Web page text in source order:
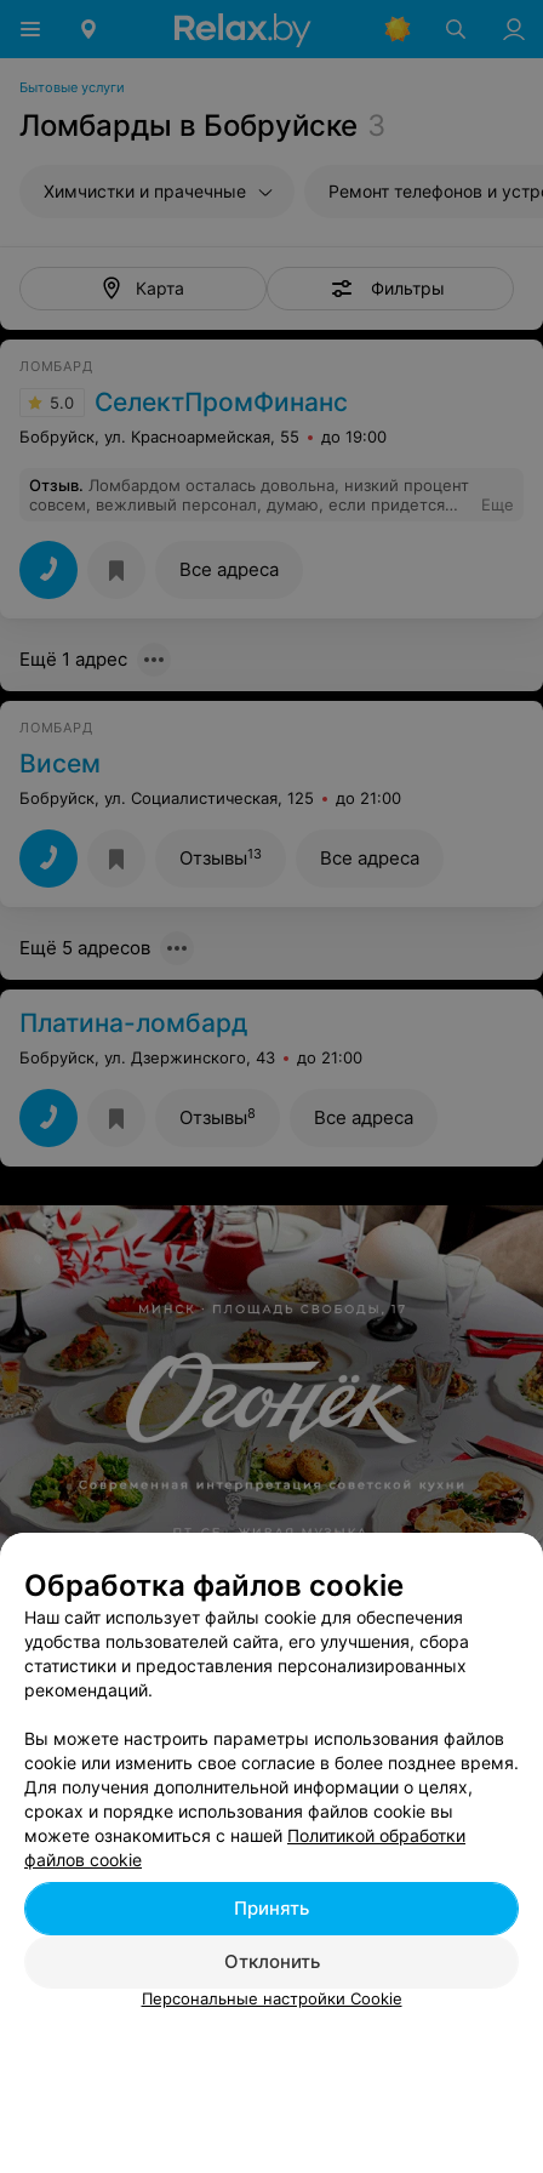
Бытовые услуги
Ломбарды в Бобруйске 3
Химчистки и прачечные Ремонт телефонов и устройств
Карта Фильтры
ЛОМБАРД
5.0 СелектПромФинанс
Бобруйск, ул. Красноармейская, 55 до 19:00
Отзыв. Ломбардом осталась довольна, низкий процент
совсем, вежливый персонал, думаю, если придется
Еще
Все адреса
Ещё 1 адрес
ЛОМБАРД
Висем
Бобруйск, ул. Социалистическая, 125 до 21:00
Отзывы13 Все адреса
Ещё 5 адресов
Платина-ломбард
Бобруйск, ул. Дзержинского, 43 до 21:00
Отзывы8 Все адреса
ЭФФЕКТИВНАЯ РЕКЛАМА НА САЙТЕ
Добавить компанию
Обработка файлов cookie
Наш сайт использует файлы cookie для обеспечения
удобства пользователей сайта, его улучшения, сбора
статистики и предоставления персонализированных
рекомендаций.
Вы можете настроить параметры использования файлов
cookie или изменить свое согласие в более позднее время.
Для получения дополнительной информации о целях,
сроках и порядке использования файлов cookie вы
можете ознакомиться с нашей Политикой обработки
файлов cookie
Отклонить
Принять
Персональные настройки Cookie